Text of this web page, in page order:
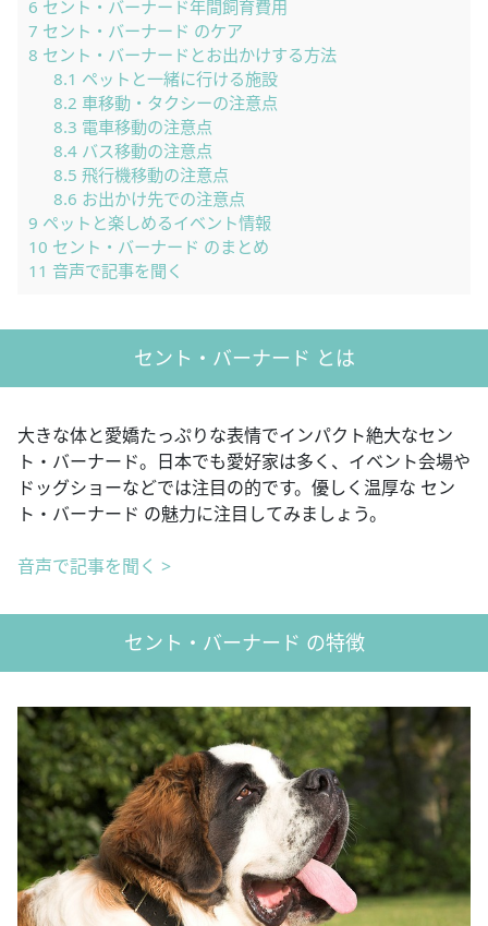
6 セント・バーナード年間飼育費用
7 セント・バーナード のケア
8 セント・バーナードとお出かけする方法
8.1 ペットと一緒に行ける施設
8.2 車移動・タクシーの注意点
8.3 電車移動の注意点
8.4バス移動の注意点
8.5 飛行機移動の注意点
8.6 お出かけ先での注意点
9 ペットと楽しめるイベント情報
10 セント・バーナード のまとめ
11 音声で記事を聞く
セント・バーナード とは
大きな体と愛嬌たっぷりな表情でインパクト絶大なセン
ト・バーナード。日本でも愛好家は多く、イベント会場や
ドッグショーなどでは注目の的です。優しく温厚な セン
ト・バーナード の魅力に注目してみましょう。
音声で記事を聞く >
セント・バーナード の特徴